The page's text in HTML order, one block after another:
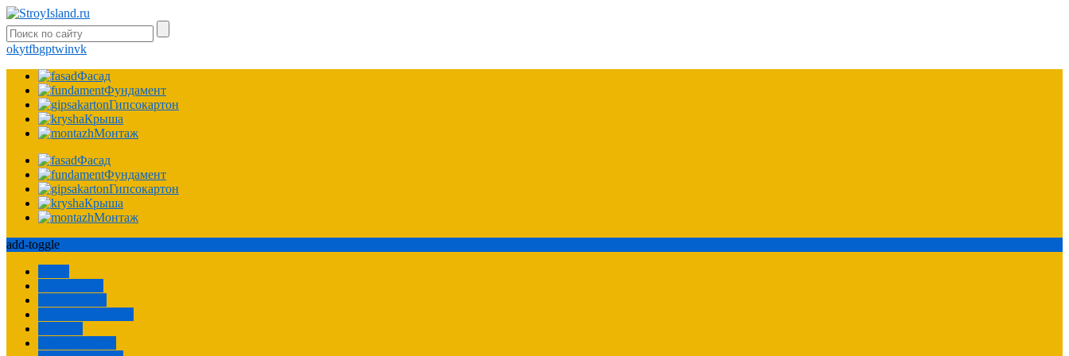
okytfbgptwinvk
Фасад
Фундамент
Гипсокартон
Крыша
Монтаж
Фасад
Фундамент
Гипсокартон
Крыша
Монтаж
add-toggle